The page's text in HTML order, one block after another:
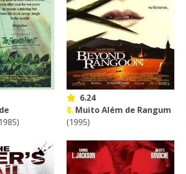
6.24
8. Muito Além de Rangum
(1995)